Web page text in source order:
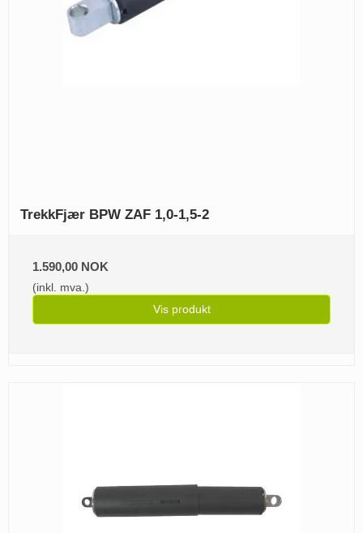
TrekkFjær BPW ZAF 1,0-1,5-2
1.590,00 NOK
(inkl. mva.)
Vis produkt